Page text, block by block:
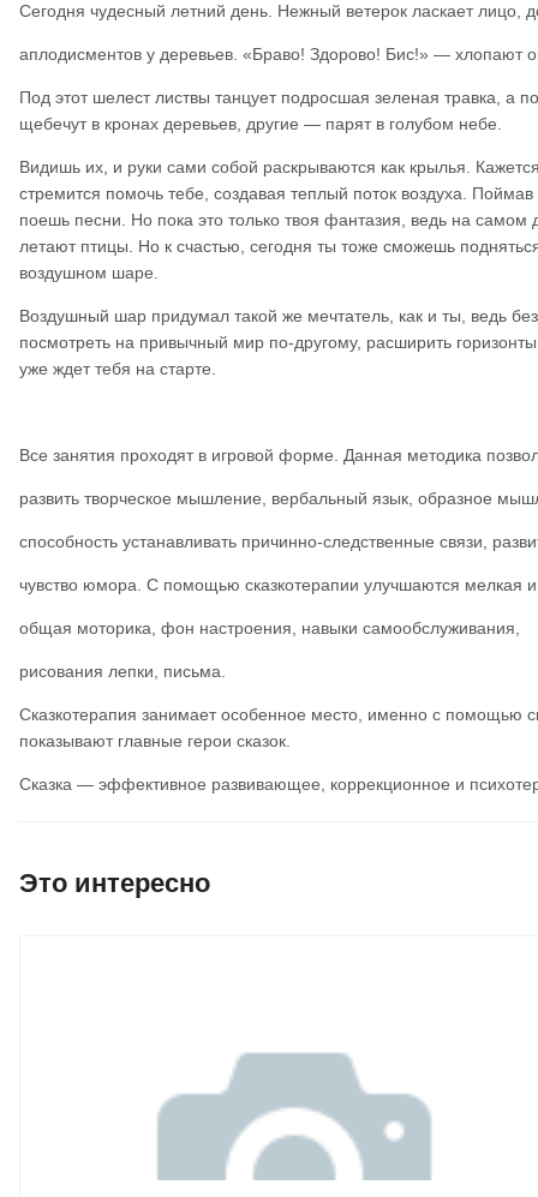
Сегодня чудесный летний день. Нежный ветерок ласкает лицо,
аплодисментов у деревьев. «Браво! Здорово! Бис!» — хлопают
Под этот шелест листвы танцует подросшая зеленая травка, а
щебечут в кронах деревьев, другие — парят в голубом небе.
Видишь их, и руки сами собой раскрываются как крылья.
стремится помочь тебе, создавая теплый поток воздуха.
поешь песни. Но пока это только твоя фантазия, ведь на
летают птицы. Но к счастью, сегодня ты тоже сможешь
воздушном шаре.
Воздушный шар придумал такой же мечтатель, как и ты, ведь
посмотреть на привычный мир по-другому, расширить
уже ждет тебя на старте.
Все занятия проходят в игровой форме. Данная методика
развить творческое мышление, вербальный язык, образное
способность устанавливать причинно-следственные связи,
чувство юмора. С помощью сказкотерапии улучшаются мелкая и
общая моторика, фон настроения, навыки самообслуживания,
рисования лепки, письма.
Сказкотерапия занимает особенное место, именно с помощью
показывают главные герои сказок.
Сказка — эффективное развивающее, коррекционное и
Это интересно